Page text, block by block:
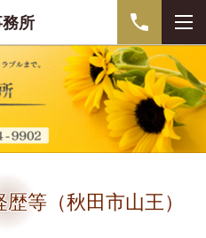
所
等（秋田市山王）